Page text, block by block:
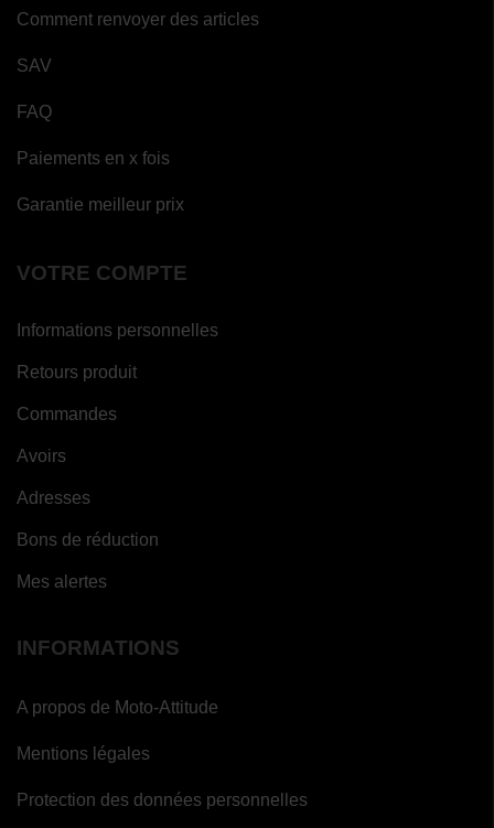
Comment renvoyer des articles
SAV
FAQ
Paiements en x fois
Garantie meilleur prix
VOTRE COMPTE
Informations personnelles
Retours produit
Commandes
Avoirs
Adresses
Bons de réduction
Mes alertes
INFORMATIONS
A propos de Moto-Attitude
Mentions légales
Protection des données personnelles